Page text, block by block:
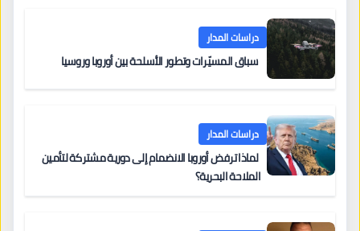
دراسات المدار
سباق المسيّرات وتطور الأسلحة بين أوروبا وروسيا
دراسات المدار
لماذا ترفض أوروبا الانضمام إلى دورية مشتركة لتأمين
الملاحة البحرية؟